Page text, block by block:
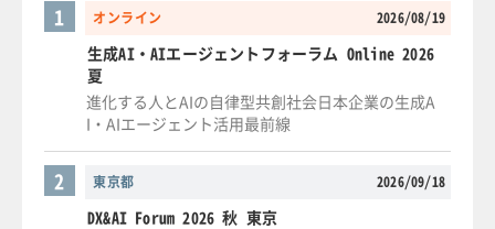
オンライン 2026/08/19
1
生成AI・AIエージェントフォーラム Online 2026
夏
進化する人とAIの自律型共創社会日本企業の生成A
I・AIエージェント活用最前線
東京都 2026/09/18
2
DX&AI Forum 2026 秋 東京